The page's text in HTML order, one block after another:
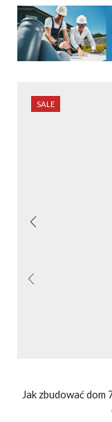
SALE
Jak zbudować dom